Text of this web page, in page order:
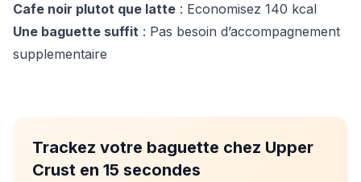
Cafe noir plutot que latte : Economisez 140 kcal
Une baguette suffit : Pas besoin d’accompagnement
supplementaire
Trackez votre baguette chez Upper
Crust en 15 secondes